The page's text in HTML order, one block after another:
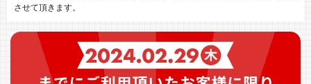
させて頂きます。